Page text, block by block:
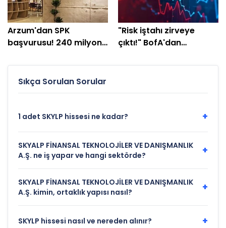
Arzum'dan SPK
başvurusu! 240 milyon
"Risk iştahı zirveye
çıktı!" BofA'dan
olun" uyarısı
Sıkça Sorulan Sorular
1 adet SKYLP hissesi ne kadar? +
SKYALP FİNANSAL TEKNOLOJİLER VE DANIŞMANLIK
A.Ş. ne iş yapar ve hangi sektörde?
+
SKYALP FİNANSAL TEKNOLOJİLER VE DANIŞMANLIK
A.Ş. kimin, ortaklık yapısı nasıl?
+
SKYLP hissesi nasıl ve nereden alınır? +